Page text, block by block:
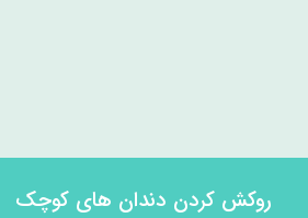
روکش کردن دندان های کوچک